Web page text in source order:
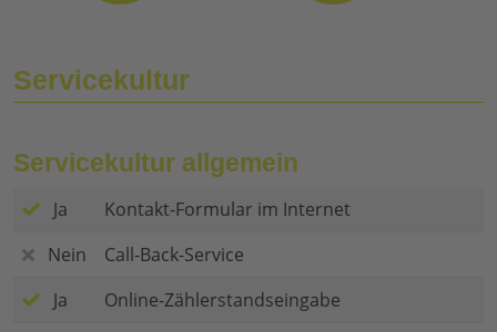
Servicekultur
Servicekultur allgemein
Ja
Kontakt-Formular im Internet
Nein
Call-Back-Service
Ja
Online-Zählerstandseingabe